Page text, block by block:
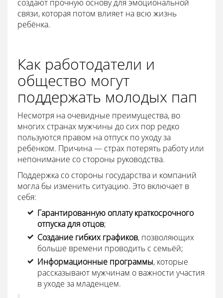
создают прочную основу для эмоциональной
связи, которая потом влияет на всю жизнь
ребёнка.
Как работодатели и
общество могут
поддержать молодых пап
Несмотря на очевидные преимущества, во
многих странах мужчины до сих пор редко
пользуются правом на отпуск по уходу за
ребёнком. Причина — страх потерять работу или
непонимание со стороны руководства.
Поддержка со стороны государства и компаний
могла бы изменить ситуацию. Это включает в
себя:
Гарантированную оплату краткосрочного
отпуска для отцов;
Создание гибких графиков, позволяющих
больше времени проводить с семьёй;
Информационные программы, которые
рассказывают мужчинам о важности участия
в уходе за младенцем.